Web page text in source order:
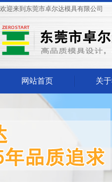
欢迎来到东莞市卓尔达模具有限公司
网站首页 关